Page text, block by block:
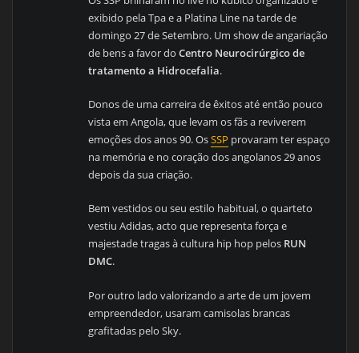
exibido pela Tpa e a Platina Line na tarde de
domingo 27 de Setembro. Um show de angariação
de bens a favor doCentro Neurocirúrgico de
tratamento a Hidrocefalia.
Donos de uma carreira de êxitos até então pouco
vista em Angola, que levam os fãs a reviverem
emoções dos anos 90. OsSSP provaram ter espaço
na memória e no coração dos angolanos 29 anos
depois da sua criação.
Bem vestidos ou seu estilo habitual, o quarteto
vestiu Adidas, acto que representa força e
majestade tragas à cultura hip hop pelos RUN
DMC.
Por outro lado valorizando a arte de um jovem
empreendedor, usaram camisolas brancas
grafitadas pelo Sky.